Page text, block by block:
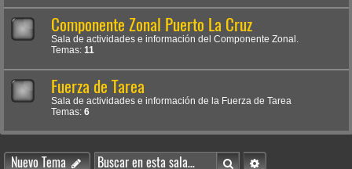
Componente Zonal Puerto La Cruz
Sala de actividades e información del Componente Zonal.
Temas: 11
Fuerza de Tarea
Sala de actividades e información de la Fuerza de Tarea
Temas: 6
Nuevo Tema BuscarBúsqueda avanzada